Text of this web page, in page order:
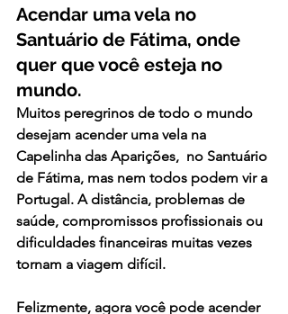
Acendar uma vela no
Santuário de Fátima, onde
quer que você esteja no
mundo.
Muitos peregrinos de todo o mundo
desejam acender uma vela na
Capelinha das Aparições,  no Santuário
de Fátima, mas nem todos podem vir a
Portugal. A distância, problemas de
saúde, compromissos profissionais ou
dificuldades financeiras muitas vezes
tornam a viagem difícil.
Felizmente, agora você pode acender